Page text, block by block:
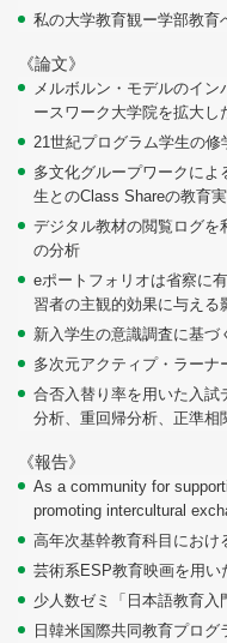
私の大学教育観ー学部教育
《論文》
メルボルン・モデルのイ
ースワーク大学院を拡大し
21世紀プログラム学生の修
多文化グループワークに
生とのClass Shareの教育
デジタル教材の閲覧ログを
の分析
eポートフォリオは省察に
習者の主観的効果に与える
新入学生の意識調査に基
多次元アクティプ・ラー
合否入替り率を用いた入試
分析、重回帰分析、正準相
《報告》
As a community for
promoting intercultural
高年次基幹教育科目におけ
芸術系ESP教育映画を用
少人数ゼミ「日本語教育入
日韓米国際共同教育プロ